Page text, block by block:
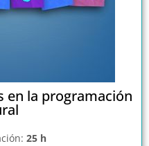
en la programación
25 h